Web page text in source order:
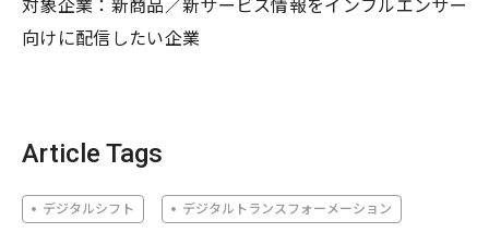
対象企業：新商品／新サービス情報をインフルエンサー
向けに配信したい企業
Article Tags
デジタルシフト デジタルトランスフォーメーション